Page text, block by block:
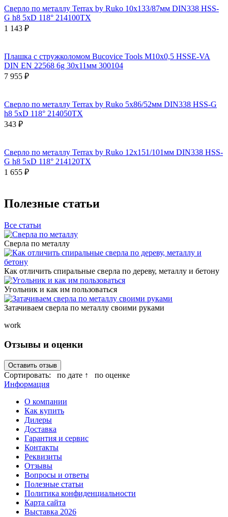
Сверло по металлу Terrax by Ruko 10x133/87мм DIN338 HSS-
G h8 5xD 118° 214100TX
1 143 ₽
Плашка с стружколомом Bucovice Tools М10х0,5 HSSE-VA
DIN EN 22568 6g 30х11мм 300104
7 955 ₽
Сверло по металлу Terrax by Ruko 5x86/52мм DIN338 HSS-G
h8 5xD 118° 214050TX
343 ₽
Сверло по металлу Terrax by Ruko 12x151/101мм DIN338 HSS-
G h8 5xD 118° 214120TX
1 655 ₽
Полезные статьи
Все статьи
Сверла по металлу
Как отличить спиральные сверла по дереву, металлу и бетону
Угольник и как им пользоваться
Затачиваем сверла по металлу своими руками
work
Отзывы и оценки
Оставить отзыв
Сортировать: по дате ↑
по оценке
Информация
О компании
Как купить
Дилеры
Доставка
Гарантия и сервис
Контакты
Реквизиты
Отзывы
Вопросы и ответы
Полезные статьи
Политика конфиденциальности
Карта сайта
Выставка 2026